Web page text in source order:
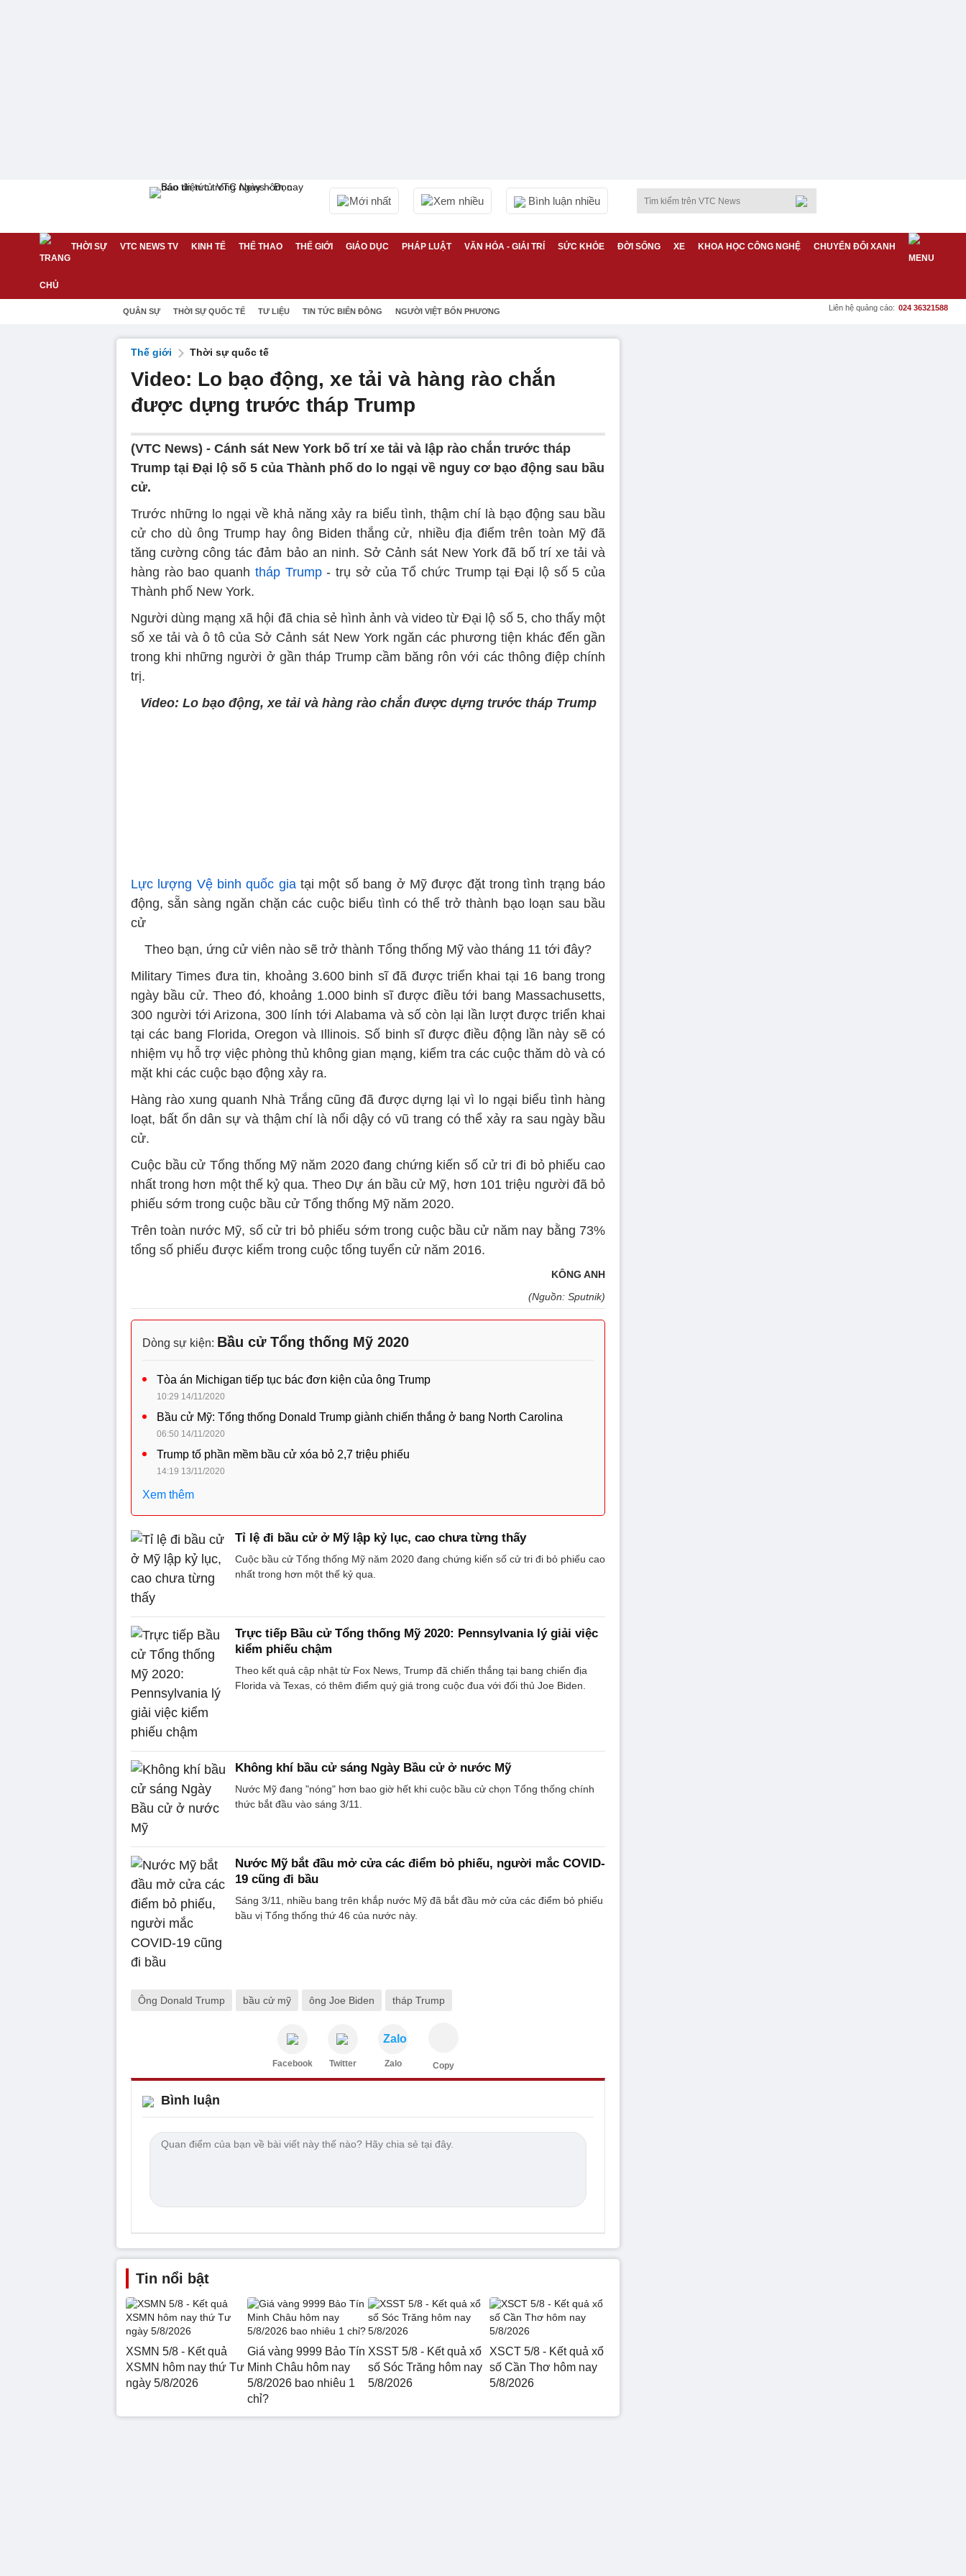
Mới nhất Xem nhiều Bình luận nhiều
THỜI SỰ VTC NEWS TV KINH TẾ THỂ THAO THẾ GIỚI GIÁO DỤC PHÁP LUẬT VĂN HÓA - GIẢI TRÍ SỨC KHỎE ĐỜI SỐNG XE KHOA HỌC CÔNG NGHỆ CHUYỂN ĐỔI XANH
QUÂN SỰ THỜI SỰ QUỐC TẾ TƯ LIỆU TIN TỨC BIỂN ĐÔNG NGƯỜI VIỆT BỐN PHƯƠNG Liên hệ quảng cáo: 024 36321588
Thế giới Thời sự quốc tế
Video: Lo bạo động, xe tải và hàng rào chắn
được dựng trước tháp Trump
(VTC News) - Cánh sát New York bố trí xe tải và lập rào chắn trước tháp
Trump tại Đại lộ số 5 của Thành phố do lo ngại về nguy cơ bạo động sau bầu
cử.
Trước những lo ngại về khả năng xảy ra biểu tình, thậm chí là bạo động sau bầu
cử cho dù ông Trump hay ông Biden thắng cử, nhiều địa điểm trên toàn Mỹ đã
tăng cường công tác đảm bảo an ninh. Sở Cảnh sát New York đã bố trí xe tải và
hàng rào bao quanh tháp Trump- trụ sở của Tổ chức Trump tại Đại lộ số 5 của
Thành phố New York.
Người dùng mạng xã hội đã chia sẻ hình ảnh và video từ Đại lộ số 5, cho thấy một
số xe tải và ô tô của Sở Cảnh sát New York ngăn các phương tiện khác đến gần
trong khi những người ở gần tháp Trump cầm băng rôn với các thông điệp chính
trị.
Video: Lo bạo động, xe tải và hàng rào chắn được dựng trước tháp Trump
Lực lượng Vệ binh quốc giatại một số bang ở Mỹ được đặt trong tình trạng báo
động, sẵn sàng ngăn chặn các cuộc biểu tình có thể trở thành bạo loạn sau bầu
cử
Theo bạn, ứng cử viên nào sẽ trở thành Tổng thống Mỹ vào tháng 11 tới đây?
Military Times đưa tin, khoảng 3.600 binh sĩ đã được triển khai tại 16 bang trong
ngày bầu cử. Theo đó, khoảng 1.000 binh sĩ được điều tới bang Massachusetts,
300 người tới Arizona, 300 lính tới Alabama và số còn lại lần lượt được triển khai
tại các bang Florida, Oregon và Illinois. Số binh sĩ được điều động lần này sẽ có
nhiệm vụ hỗ trợ việc phòng thủ không gian mạng, kiểm tra các cuộc thăm dò và có
mặt khi các cuộc bạo động xảy ra.
Hàng rào xung quanh Nhà Trắng cũng đã được dựng lại vì lo ngại biểu tình hàng
loạt, bất ổn dân sự và thậm chí là nổi dậy có vũ trang có thể xảy ra sau ngày bầu
cử.
Cuộc bầu cử Tổng thống Mỹ năm 2020 đang chứng kiến số cử tri đi bỏ phiếu cao
nhất trong hơn một thế kỷ qua. Theo Dự án bầu cử Mỹ, hơn 101 triệu người đã bỏ
phiếu sớm trong cuộc bầu cử Tổng thống Mỹ năm 2020.
Trên toàn nước Mỹ, số cử tri bỏ phiếu sớm trong cuộc bầu cử năm nay bằng 73%
tổng số phiếu được kiểm trong cuộc tổng tuyển cử năm 2016.
KÔNG ANH
(Nguồn: Sputnik)
Dòng sự kiện: Bầu cử Tổng thống Mỹ 2020
Tòa án Michigan tiếp tục bác đơn kiện của ông Trump
10:29 14/11/2020
Bầu cử Mỹ: Tổng thống Donald Trump giành chiến thắng ở bang North Carolina
06:50 14/11/2020
Trump tố phần mềm bầu cử xóa bỏ 2,7 triệu phiếu
14:19 13/11/2020
Xem thêm
Tỉ lệ đi bầu cử ở Mỹ lập kỷ lục, cao chưa từng thấy
Cuộc bầu cử Tổng thống Mỹ năm 2020 đang chứng kiến số cử tri đi bỏ phiếu cao
nhất trong hơn một thế kỷ qua.
Trực tiếp Bầu cử Tổng thống Mỹ 2020: Pennsylvania lý giải việc
kiểm phiếu chậm
Theo kết quả cập nhật từ Fox News, Trump đã chiến thắng tại bang chiến địa
Florida và Texas, có thêm điểm quý giá trong cuộc đua với đối thủ Joe Biden.
Không khí bầu cử sáng Ngày Bầu cử ở nước Mỹ
Nước Mỹ đang "nóng" hơn bao giờ hết khi cuộc bầu cử chọn Tổng thống chính
thức bắt đầu vào sáng 3/11.
Nước Mỹ bắt đầu mở cửa các điểm bỏ phiếu, người mắc COVID-
19 cũng đi bầu
Sáng 3/11, nhiều bang trên khắp nước Mỹ đã bắt đầu mở cửa các điểm bỏ phiếu
bầu vị Tổng thống thứ 46 của nước này.
Ông Donald Trump bầu cử mỹ ông Joe Biden tháp Trump
Facebook Twitter
Zalo
Zalo Copy
Bình luận
Tin nổi bật
XSMN 5/8 - Kết quả
XSMN hôm nay thứ Tư
ngày 5/8/2026
Giá vàng 9999 Bảo Tín
Minh Châu hôm nay
5/8/2026 bao nhiêu 1
chỉ?
XSST 5/8 - Kết quả xổ
số Sóc Trăng hôm nay
5/8/2026
XSCT 5/8 - Kết quả xổ
số Cần Thơ hôm nay
5/8/2026